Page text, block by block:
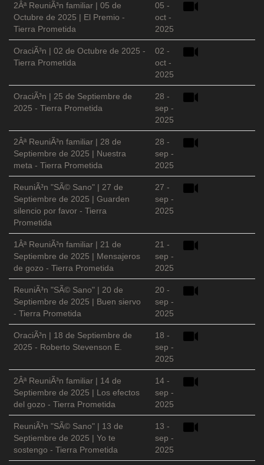
2Âª ReuniÃ³n familiar | 05 de
Octubre de 2025 | El Premio -
Tierra Prometida
05 -
oct -
2025
OraciÃ³n | 02 de Octubre de 2025 -
Tierra Prometida
02 -
oct -
2025
OraciÃ³n | 25 de Septiembre de
2025 - Tierra Prometida
28 -
sep -
2025
2Âª ReuniÃ³n familiar | 28 de
Septiembre de 2025 | Nuestra
meta - Tierra Prometida
28 -
sep -
2025
ReuniÃ³n "SÃ© Sano" | 27 de
Septiembre de 2025 | Guarden
silencio por favor - Tierra
Prometida
27 -
sep -
2025
1Âª ReuniÃ³n familiar | 21 de
Septiembre de 2025 | Mensajeros
de gozo - Tierra Prometida
21 -
sep -
2025
ReuniÃ³n "SÃ© Sano" | 20 de
Septiembre de 2025 | Buen siervo
- Tierra Prometida
20 -
sep -
2025
OraciÃ³n | 18 de Septiembre de
2025 - Roberto Stevenson E.
18 -
sep -
2025
2Âª ReuniÃ³n familiar | 14 de
Septiembre de 2025 | Los efectos
del gozo - Tierra Prometida
14 -
sep -
2025
ReuniÃ³n "SÃ© Sano" | 13 de
Septiembre de 2025 | Yo te
sostengo - Tierra Prometida
13 -
sep -
2025